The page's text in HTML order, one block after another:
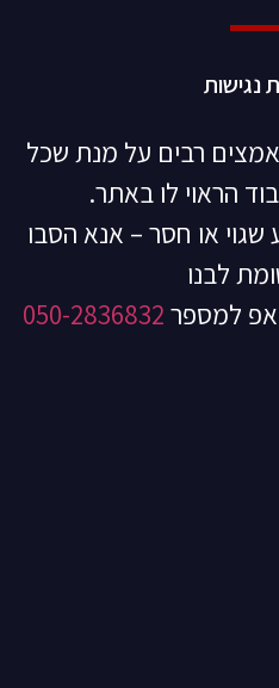
נגישות
רבים על מנת שכל
הראוי לו באתר.
או חסר – אנא הסבו
לבנו
למספר 050-2836832